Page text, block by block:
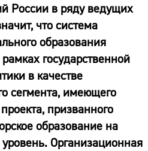
России в ряду ведущих
что система
образования
государственной
в качестве
сегмента, имеющего
призванного
образование на
Организационная